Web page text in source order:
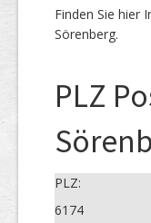
Finden Sie hier
Sörenberg.
PLZ
PLZ:
6174